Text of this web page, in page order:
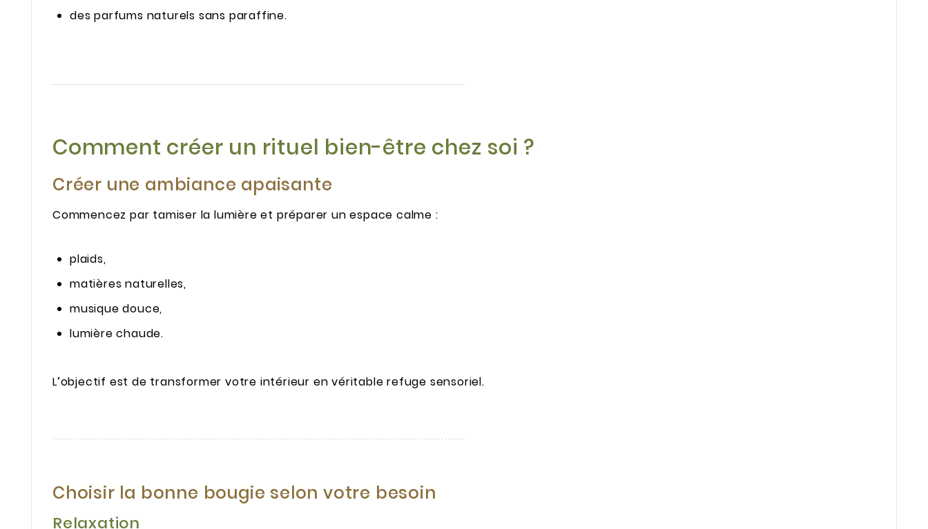
des parfums naturels sans paraffine.
Comment créer un rituel bien-être chez soi ?
Créer une ambiance apaisante
Commencez par tamiser la lumière et préparer un espace calme :
plaids,
matières naturelles,
musique douce,
lumière chaude.
L’objectif est de transformer votre intérieur en véritable refuge sensoriel.
Choisir la bonne bougie selon votre besoin
Relaxation